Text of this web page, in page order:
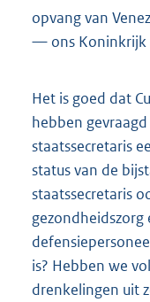
opvang van
— ons
Het is goed dat
hebben
staatssecretaris
status van de
staatssecretaris
is? Hebben we
drenkelingen uit